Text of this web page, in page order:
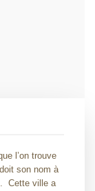
l’on trouve
son nom à
Cette ville a